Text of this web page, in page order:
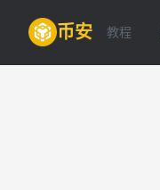
币安 教程